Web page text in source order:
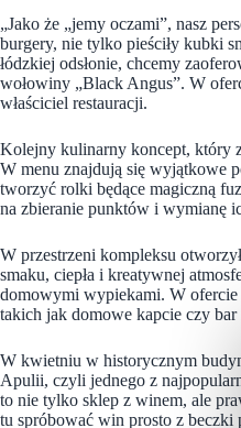
„Jako że „jemy oczami”, nasz
burgery, nie tylko pieściły kubki
łódzkiej odsłonie, chcemy
wołowiny „Black Angus”. W
właściciel restauracji.
Kolejny kulinarny koncept, który
W menu znajdują się wyjątkowe
tworzyć rolki będące magiczną
na zbieranie punktów i wymianę
W przestrzeni kompleksu
smaku, ciepła i kreatywnej
domowymi wypiekami. W ofercie
takich jak domowe kapcie czy
W kwietniu w historycznym
Apulii, czyli jednego z
to nie tylko sklep z winem, ale
tu spróbować win prosto z beczki